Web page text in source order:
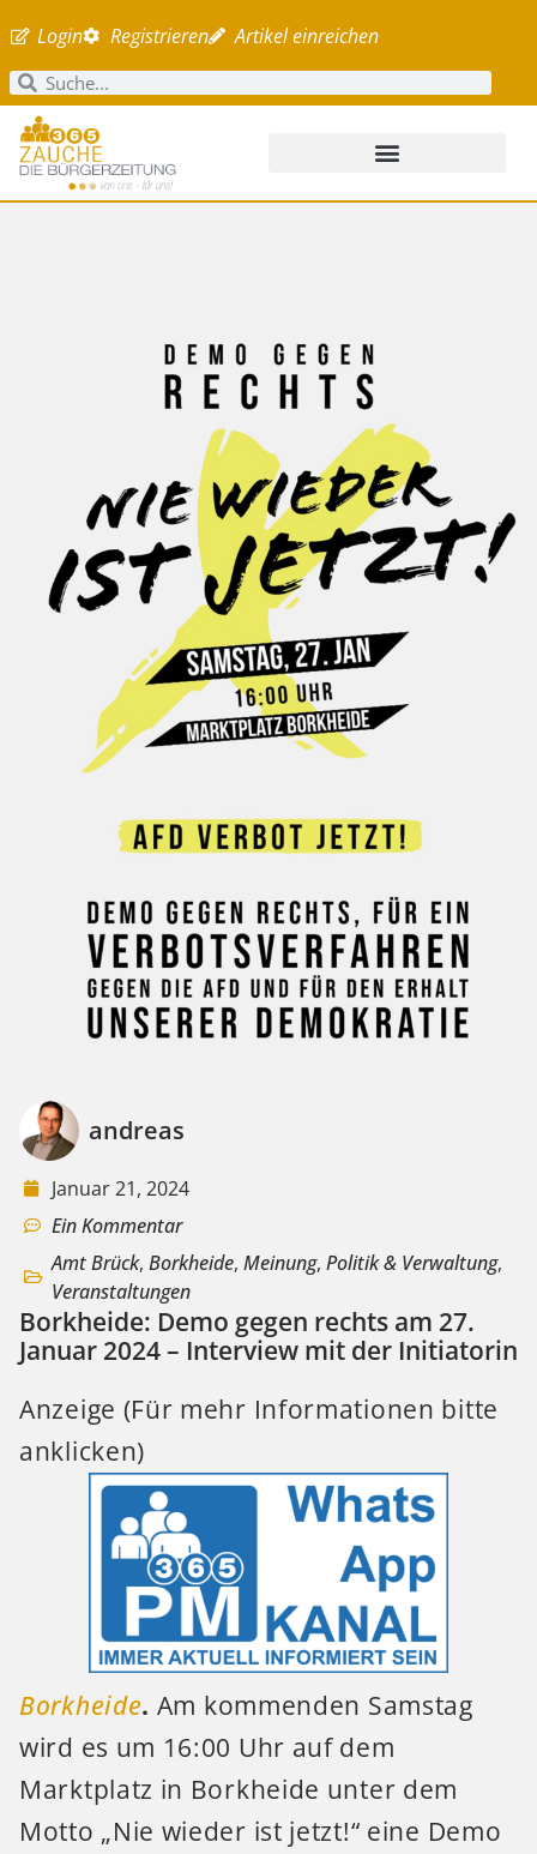
Login Registrieren Artikel einreichen
andreas
Januar 21, 2024
Ein Kommentar
Amt Brück, Borkheide, Meinung, Politik & Verwaltung,
Veranstaltungen
Borkheide: Demo gegen rechts am 27.
Januar 2024 – Interview mit der Initiatorin
Anzeige (Für mehr Informationen bitte
anklicken)
Borkheide. Am kommenden Samstag
wird es um 16:00 Uhr auf dem
Marktplatz in Borkheide unter dem
Motto „Nie wieder ist jetzt!“ eine Demo